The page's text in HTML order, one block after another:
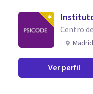
Centro
Madrid
Ver perfil